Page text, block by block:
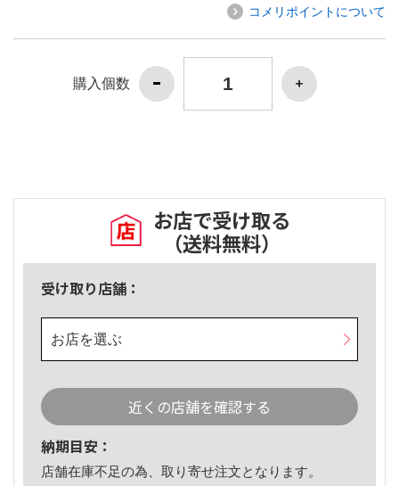
コメリポイントについて
購入個数
お店で受け取る
（送料無料）
受け取り店舗：
お店を選ぶ
近くの店舗を確認する
納期目安：
店舗在庫不足の為、取り寄せ注文となります。